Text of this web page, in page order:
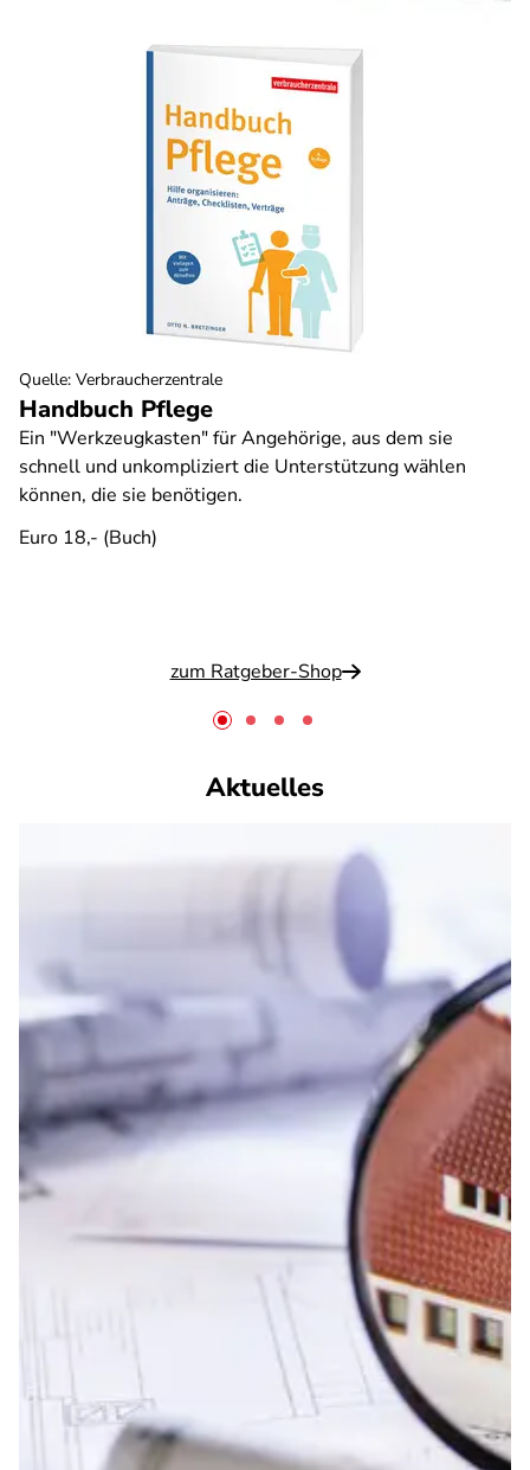
Handbuch Pflege
Ein "Werkzeugkasten" für Angehörige, aus dem sie
schnell und unkompliziert die Unterstützung wählen
können, die sie benötigen.
Euro 18,- (Buch)
zum Ratgeber-Shop
Quelle: Verbraucherzentrale
Aktuelles